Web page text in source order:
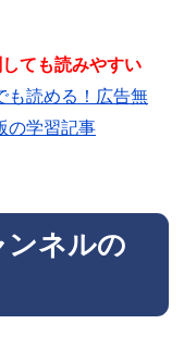
ても読みやすい
も読める！広告無
の学習記事
ンネルの